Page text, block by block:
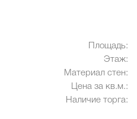
Площадь:
Этаж:
Материал стен:
Цена за кв.м.:
Наличие торга: